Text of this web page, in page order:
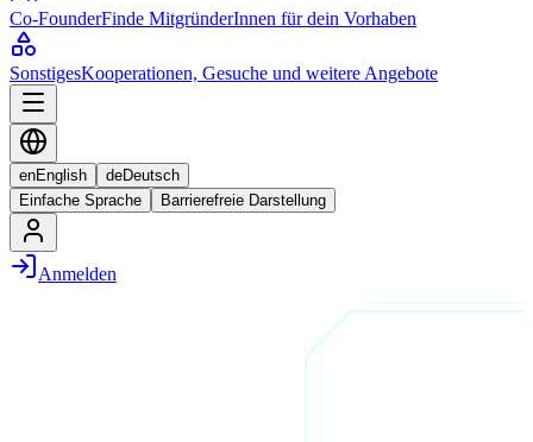
Co-FounderFinde MitgründerInnen für dein Vorhaben
SonstigesKooperationen, Gesuche und weitere Angebote
enEnglish deDeutsch
Einfache Sprache
Barrierefreie Darstellung
Anmelden